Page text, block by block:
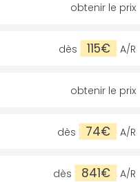
obtenir le prix
dès 115€ A/R
obtenir le prix
dès 74€ A/R
dès 841€ A/R